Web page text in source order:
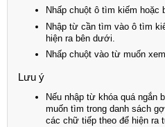
Nhấp chuột ô tìm kiếm hoặc
Nhập từ cần tìm vào ô tìm
hiện ra bên dưới.
Nhấp chuột vào từ muốn
Lưu ý
Nếu nhập từ khóa quá ngắn
muốn tìm trong danh sách
các chữ tiếp theo để hiện ra